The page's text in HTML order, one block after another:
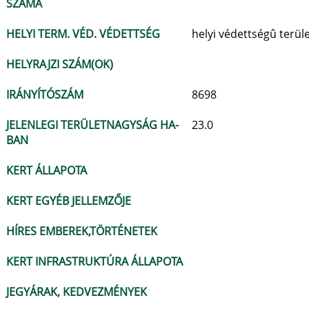
SZÁMA
HELYI TERM. VÉD. VÉDETTSÉG
helyi védettségû
HELYRAJZI SZÁM(OK)
IRÁNYÍTÓSZÁM
8698
JELENLEGI TERÜLETNAGYSÁG HA-
BAN
23.0
KERT ÁLLAPOTA
KERT EGYÉB JELLEMZŐJE
HÍRES EMBEREK,TÖRTÉNETEK
KERT INFRASTRUKTÚRA ÁLLAPOTA
JEGYÁRAK, KEDVEZMÉNYEK